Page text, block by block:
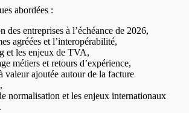
abordées :
des entreprises à l’échéance de 2026,
agréées et l’interopérabilité,
et les enjeux de TVA,
métiers et retours d’expérience,
valeur ajoutée autour de la facture
normalisation et les enjeux internationaux